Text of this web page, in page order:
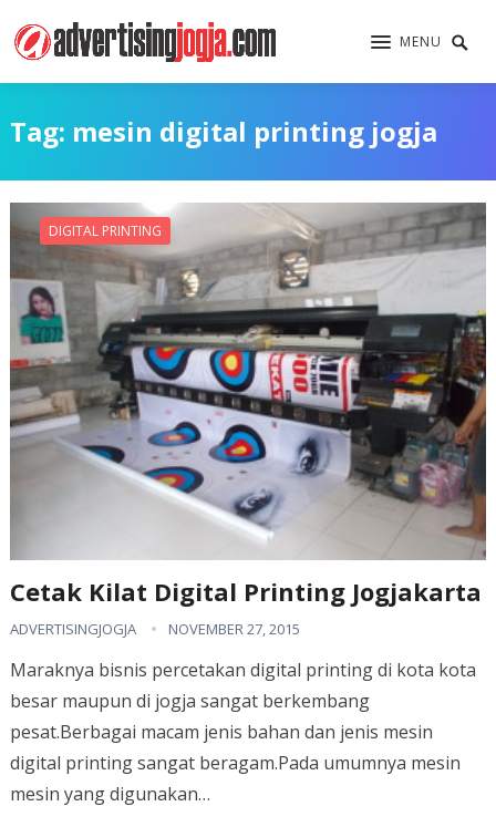
MENU
Tag: mesin digital printing jogja
DIGITAL PRINTING
Cetak Kilat Digital Printing Jogjakarta
ADVERTISINGJOGJA NOVEMBER 27, 2015
Maraknya bisnis percetakan digital printing di kota kota
besar maupun di jogja sangat berkembang
pesat.Berbagai macam jenis bahan dan jenis mesin
digital printing sangat beragam.Pada umumnya mesin
mesin yang digunakan…